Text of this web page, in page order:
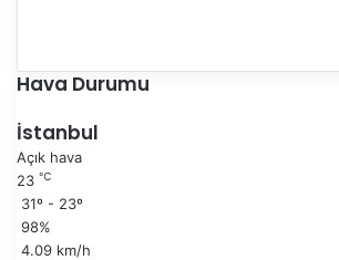
e
k
s
a
n
k
i
Hava Durumu
İstanbul
Açık hava
23 ℃
31º - 23º
98%
4.09 km/h